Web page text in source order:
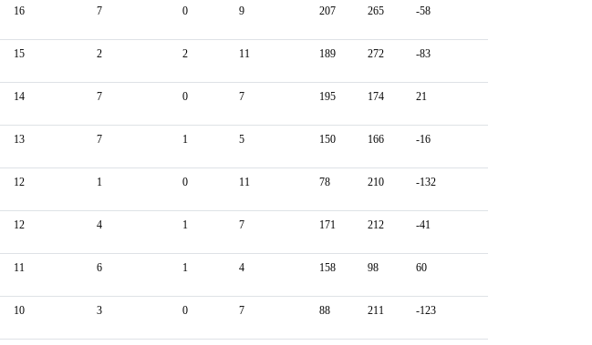
16 7 0 9 207 265 -58
15 2 2 11 189 272 -83
14 7 0 7 195 174 21
13 7 1 5 150 166 -16
12 1 0 11 78 210 -132
12 4 1 7 171 212 -41
11 6 1 4 158 98 60
10 3 0 7 88 211 -123